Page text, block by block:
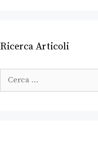
Ricerca Articoli